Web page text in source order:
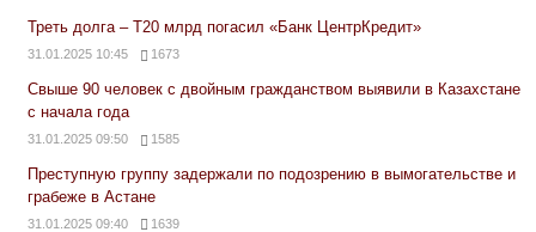
Треть долга – Т20 млрд погасил «Банк ЦентрКредит»
31.01.2025 10:45 1673
Свыше 90 человек с двойным гражданством выявили в Казахстане
с начала года
31.01.2025 09:50 1585
Преступную группу задержали по подозрению в вымогательстве и
грабеже в Астане
31.01.2025 09:40 1639